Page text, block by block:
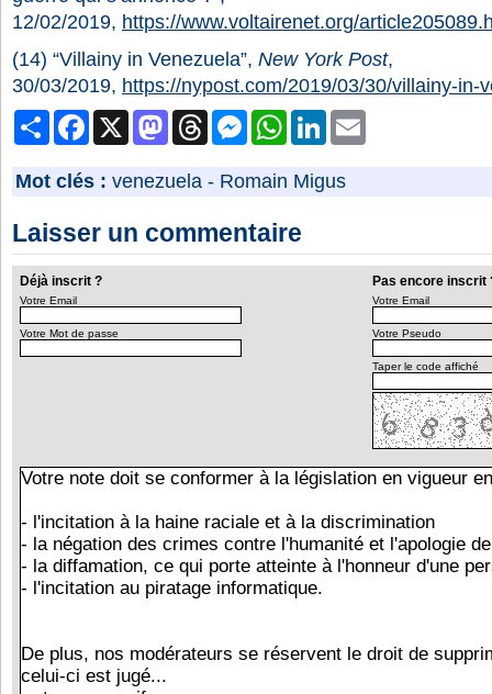
12/02/2019, https://www.voltairenet.org/
(14) “Villainy in Venezuela”, New York Post,
30/03/2019, https://nypost.com/2019/03/30/villainy-in-
PartagerFacebook MastodonThreads MessengerWhatsAppLinkedIn
Mot clés : venezuela - Romain Migus
Laisser un commentaire
Déjà inscrit ? Pas encore inscrit
Votre Email
Votre Mot de passe
Votre Email
Votre Pseudo
Taper le code affiché